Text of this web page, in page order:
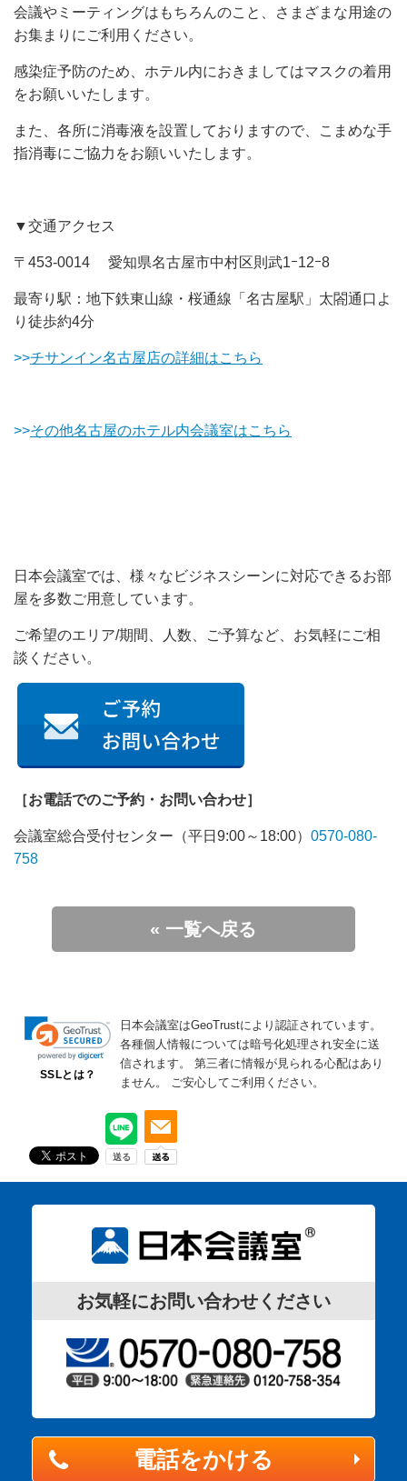
会議やミーティングはもちろんのこと、さまざまな用途の
お集まりにご利用ください。
感染症予防のため、ホテル内におきましてはマスクの着用
をお願いいたします。
また、各所に消毒液を設置しておりますので、こまめな手
指消毒にご協力をお願いいたします。
▼交通アクセス
〒453-0014 愛知県名古屋市中村区則武1ｰ12ｰ8
最寄り駅：地下鉄東山線・桜通線「名古屋駅」太閤通口よ
り徒歩約4分
>>チサンイン名古屋店の詳細はこちら
>>その他名古屋のホテル内会議室はこちら
日本会議室では、様々なビジネスシーンに対応できるお部
屋を多数ご用意しています。
ご希望のエリア/期間、人数、ご予算など、お気軽にご相
談ください。
［お電話でのご予約・お問い合わせ］
会議室総合受付センター（平日9:00～18:00） 0570-080-
758
« 一覧へ戻る
SSLとは？
日本会議室はGeoTrustにより認証されています。
各種個人情報については暗号化処理され安全に送
信されます。
第三者に情報が見られる心配はあり
ません。
ご安心してご利用ください。
お気軽にお問い合わせください
電話をかける